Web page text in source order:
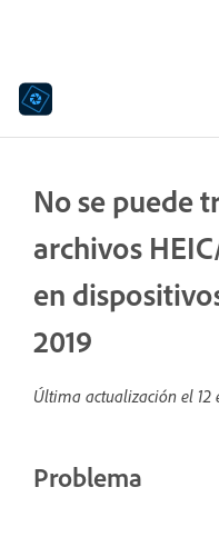
No se puede
archivos
en
2019
Última actualización el 12
Problema